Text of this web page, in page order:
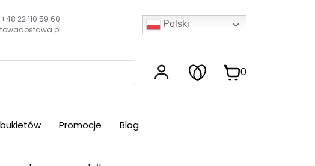
22 110 59 60
Polski
0
Promocje Blog